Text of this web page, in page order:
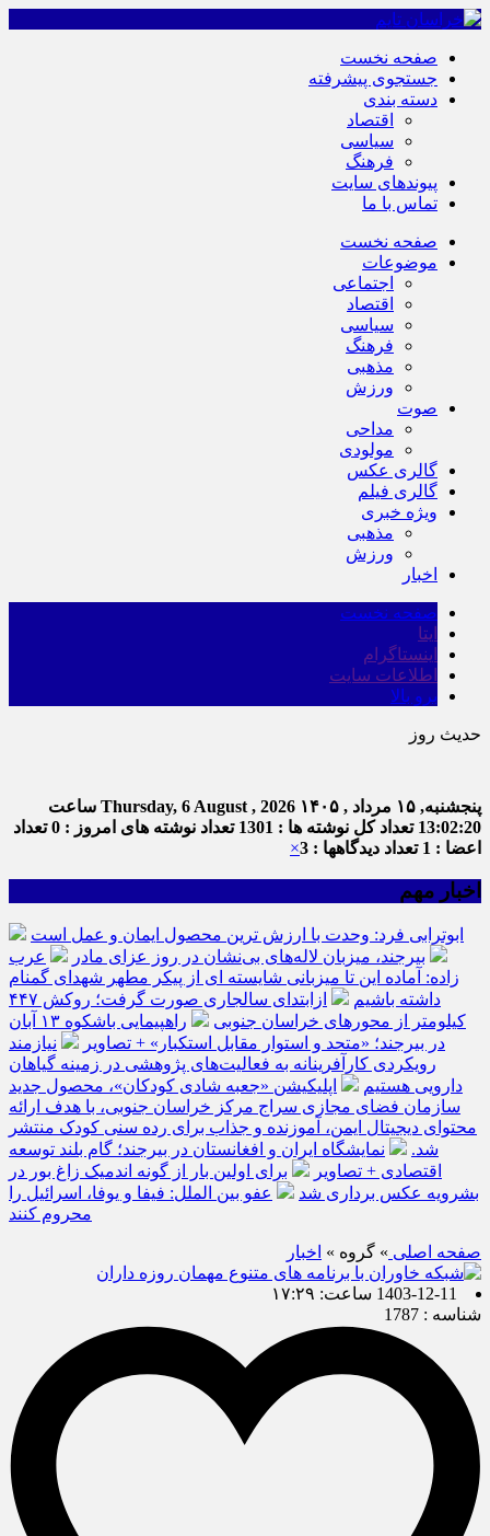
صفحه نخست
جستجوی پیشرفته
دسته بندی
اقتصاد
سیاسی
فرهنگ
پیوندهای سایت
تماس با ما
صفحه نخست
موضوعات
اجتماعی
اقتصاد
سیاسی
فرهنگ
مذهبی
ورزش
صوت
مداحی
مولودی
گالری عکس
گالری فیلم
ویژه خبری
مذهبی
ورزش
اخبار
صفحه نخست
ایتا
اینستاگرام
اطلاعات سایت
برو بالا
حدیث روز
پنجشنبه, ۱۵ مرداد , ۱۴۰۵ Thursday, 6 August , 2026 ساعت
13:02:20 تعداد کل نوشته ها : 1301 تعداد نوشته های امروز : 0
تعداد
اعضا : 1
تعداد دیدگاهها : 3 ×
اخبار مهم
ابوترابی فرد: وحدت با ارزش ترین محصول ایمان و عمل است
بیرجند، میزبان لاله‌های بی‌نشان در روز عزای مادر
عرب
زاده: آماده این تا میزبانی شایسته ای از پیکر مطهر شهدای گمنام
داشته باشیم
ازابتدای سالجاری صورت گرفت؛ روکش ۴۴۷
کیلومتر از محورهای خراسان جنوبی
راهپیمایی باشکوه ۱۳ آبان
در بیرجند؛ «متحد و استوار مقابل استکبار» + تصاویر
نیازمند
رویکردی کارآفرینانه به فعالیت‌های پژوهشی در زمینه گیاهان
دارویی هستیم
اپلیکیشن «جعبه شادی کودکان»، محصول جدید
سازمان فضای مجازی سراج مرکز خراسان جنوبی، با هدف ارائه
محتوای دیجیتال ایمن، آموزنده و جذاب برای رده سنی کودک منتشر
شد.
نمایشگاه ایران و افغانستان در بیرجند؛ گام بلند توسعه
اقتصادی + تصاویر
برای اولین بار از گونه اندمیک زاغ بور در
بشرویه عکس برداری شد
عفو بین الملل: فیفا و یوفا، اسرائیل را
محروم کنند
صفحه اصلی » گروه » اخبار
1403-12-11 ساعت: ۱۷:۲۹
شناسه : 1787